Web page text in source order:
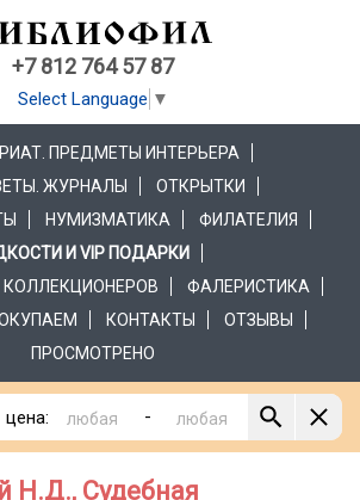
+7 812 764 57 87
Select Language ▼
ПРЕДМЕТЫ ИНТЕРЬЕРА
ЖУРНАЛЫ
ОТКРЫТКИ
НУМИЗМАТИКА
ФИЛАТЕЛИЯ
И VIP ПОДАРКИ
ФАЛЕРИСТИКА
КОНТАКТЫ
ОТЗЫВЫ
ПРОСМОТРЕНО
цена: -
Н.Д., Судебная